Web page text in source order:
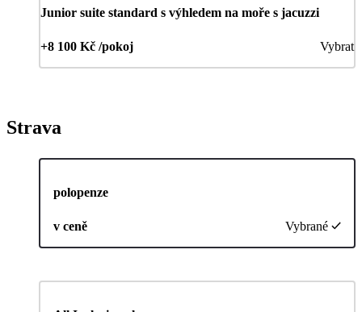
Junior suite standard s výhledem na moře s jacuzzi
+8 100 Kč /pokoj Vybrat
Strava
polopenze
v ceně Vybrané